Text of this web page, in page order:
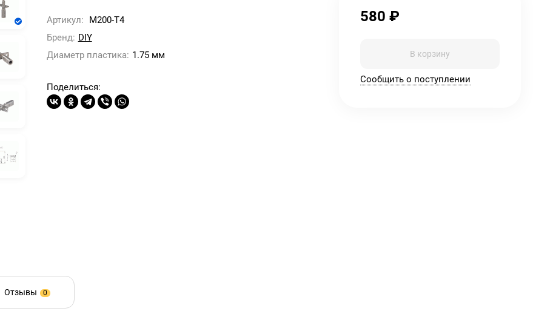
Артикул:
M200-T4
Бренд: DIY
Диаметр пластика: 1.75 мм
Поделиться:
580 ₽
В корзину
Сообщить о поступлении
Отзывы 0